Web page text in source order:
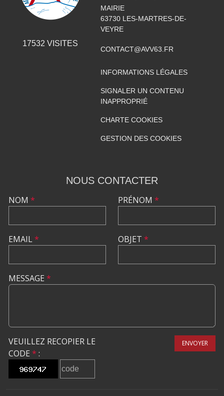
17532 VISITES
MAIRIE
63730 LES-MARTRES-DE-
VEYRE
CONTACT@AVV63.FR
INFORMATIONS LÉGALES
SIGNALER UN CONTENU
INAPPROPRIÉ
CHARTE COOKIES
GESTION DES COOKIES
NOUS CONTACTER
NOM *
EMAIL*
PRÉNOM *
OBJET *
MESSAGE *
VEUILLEZ RECOPIER LE
CODE * :
ENVOYER